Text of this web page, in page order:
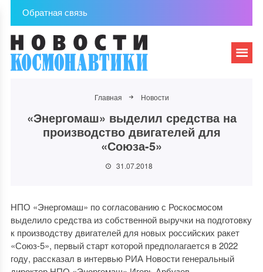
Обратная связь
Главная Новости
«Энергомаш» выделил средства на
производство двигателей для
«Союза-5»
31.07.2018
НПО «Энергомаш» по согласованию с Роскосмосом
выделило средства из собственной выручки на подготовку
к производству двигателей для новых российских ракет
«Союз-5», первый старт которой предполагается в 2022
году, рассказал в интервью РИА Новости генеральный